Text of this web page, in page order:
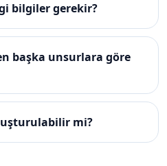
bilgiler gerekir?
başka unsurlara göre
mi?